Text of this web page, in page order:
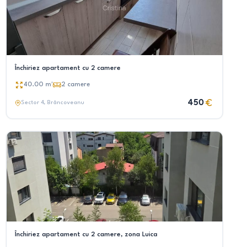
Închiriez apartament cu 2 camere
40.00 m² 2 camere
Sector 4, Brâncoveanu 450
Închiriez apartament cu 2 camere, zona Luica